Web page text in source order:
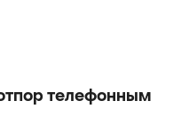
телефонным